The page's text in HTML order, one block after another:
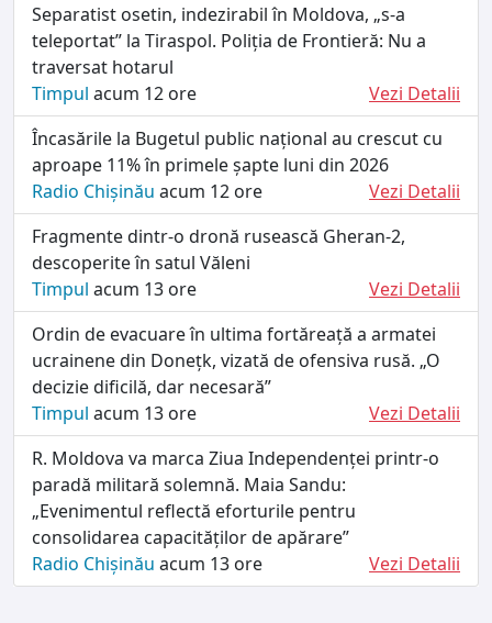
Separatist osetin, indezirabil în Moldova, „s-a
teleportat” la Tiraspol. Poliția de Frontieră: Nu a
traversat hotarul
Timpul acum 12 ore
Vezi Detalii
Încasările la Bugetul public național au crescut cu
aproape 11% în primele șapte luni din 2026
Radio Chișinău acum 12 ore
Vezi Detalii
Fragmente dintr-o dronă rusească Gheran-2,
descoperite în satul Văleni
Timpul acum 13 ore
Vezi Detalii
Ordin de evacuare în ultima fortăreață a armatei
ucrainene din Donețk, vizată de ofensiva rusă. „O
decizie dificilă, dar necesară”
Timpul acum 13 ore
Vezi Detalii
R. Moldova va marca Ziua Independenței printr-o
paradă militară solemnă. Maia Sandu:
„Evenimentul reflectă eforturile pentru
consolidarea capacităților de apărare”
Radio Chișinău acum 13 ore Vezi Detalii